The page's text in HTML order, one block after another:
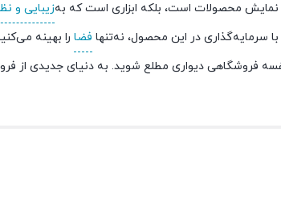
نمایش محصولات است، بلکه ابزاری است که بهزیبایی و
سرمایه‌گذاری در این محصول، نه‌تنها فضا را بهینه
فروشگاهی دیواری مطلع شوید. به دنیای جدیدی از